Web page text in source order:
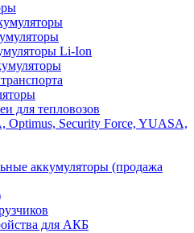
Li-Ion
для тепловозов
Optimus, Security Force, YUASA,
аккумуляторы (продажа
для АКБ